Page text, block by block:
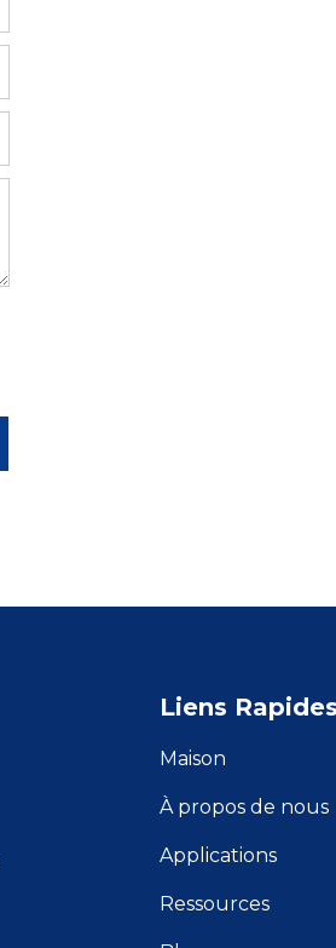
Liens Rapides
Maison
À propos de nous
Applications
Ressources